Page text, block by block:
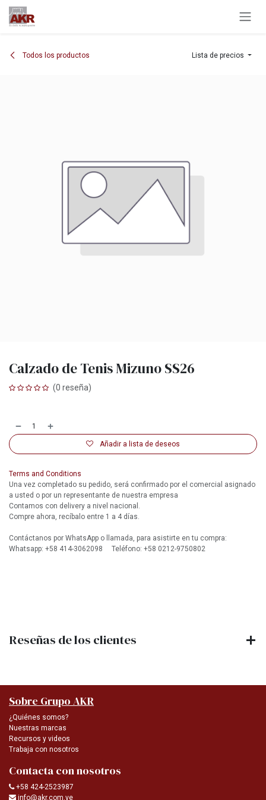
Ir al contenido
Todos los productos Lista de precios
Calzado de Tenis Mizuno SS26
(0 reseña)
Añadir a lista de deseos
Terms and Conditions
Una vez completado su pedido, será confirmado por el comercial asignado
a usted o por un representante de nuestra empresa
Contamos con delivery a nivel nacional.
Compre ahora, recíbalo entre 1 a 4 días.
Contáctanos por WhatsApp o llamada, para asistirte en tu compra:
Whatsapp: +58 414-3062098 Teléfono: +58 0212-9750802
Reseñas de los clientes
Sobre Grupo AKR
¿Quiénes somos?
Nuestras marcas
Recursos y videos
Trabaja con nosotros
Contacta con nosotros
+58 424-2523987
info@akr.com.ve